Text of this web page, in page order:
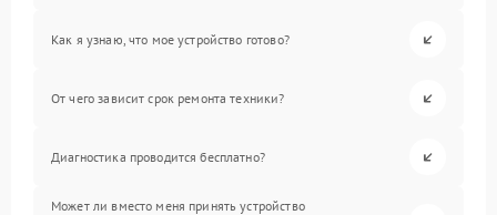
Как я узнаю, что мое устройство готово?
От чего зависит срок ремонта техники?
Диагностика проводится бесплатно?
Может ли вместо меня принять устройство